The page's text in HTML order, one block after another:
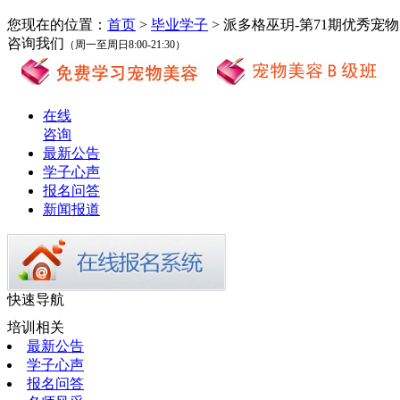
您现在的位置： 首页 > 毕业学子 > 派多格巫玥-第71期优秀宠
咨询我们 （周一至周日8:00-21:30）
在线
咨询
最新公告
学子心声
报名问答
新闻报道
快速导航
培训相关
最新公告
学子心声
报名问答